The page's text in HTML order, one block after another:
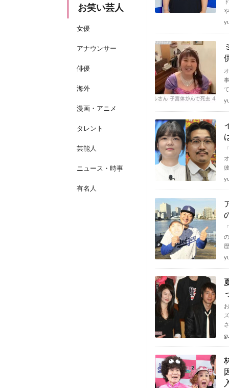
お笑い芸人
女優
アナウンサー
俳優
海外
漫画・アニメ
タレント
芸能人
ニュース・時事
有名人